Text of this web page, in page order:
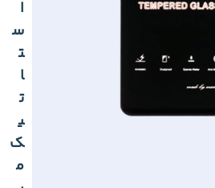
ا
س
ت
ا
ت
ی
ک
م